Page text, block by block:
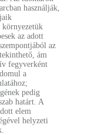
használják,
környezetük
az adott
az
ám
fegyverként
a
pedig
határt. A
elem
helyzeti